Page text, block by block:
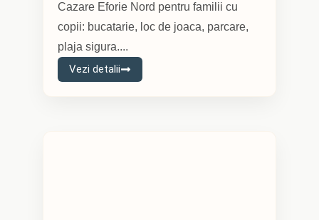
Cazare Eforie Nord pentru familii cu
copii: bucatarie, loc de joaca, parcare,
plaja sigura....
Vezi detalii